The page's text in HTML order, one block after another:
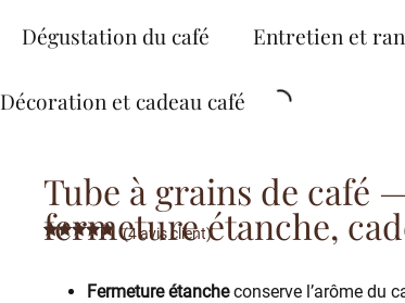
Dégustation du café Entretien et
Décoration et cadeau café
Tube à grains de café
fermeture étanche,
notations
(4avis client)
Fermeture étancheconserve l’arôme du